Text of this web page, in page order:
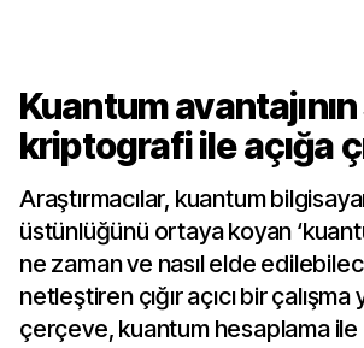
Kuantum avantajının
kriptografi ile açığa
Araştırmacılar, kuantum
üstünlüğünü ortaya koyan
ne zaman ve nasıl elde
netleştiren çığır açıcı bir çalışma
çerçeve, kuantum hesaplama